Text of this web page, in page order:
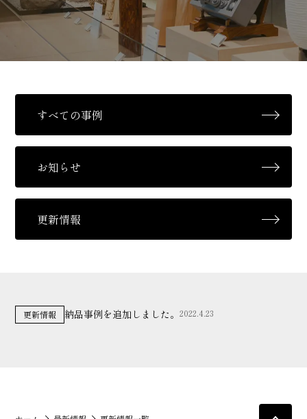
すべての事例
お知らせ
更新情報
更新情報 2022.4.23
納品事例を追加しました。